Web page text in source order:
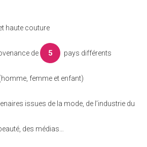
haute couture
de 5 pays différents
femme et enfant)
issues de la mode, de l’industrie du
des médias…